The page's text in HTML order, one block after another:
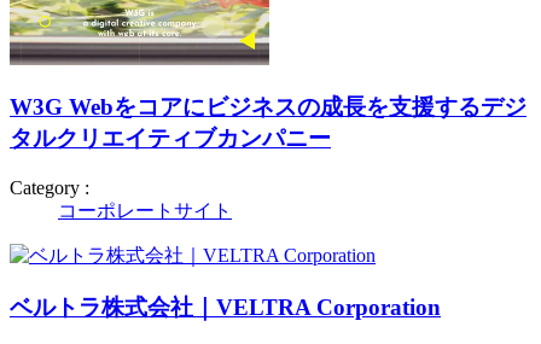
W3G Webをコアにビジネスの成長を支援するデジ
タルクリエイティブカンパニー
Category :
コーポレートサイト
ベルトラ株式会社｜VELTRA Corporation